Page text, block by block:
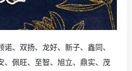
、双扬、龙好、新子、鑫同、
、佩旺、至智、旭立、鼎实、茂